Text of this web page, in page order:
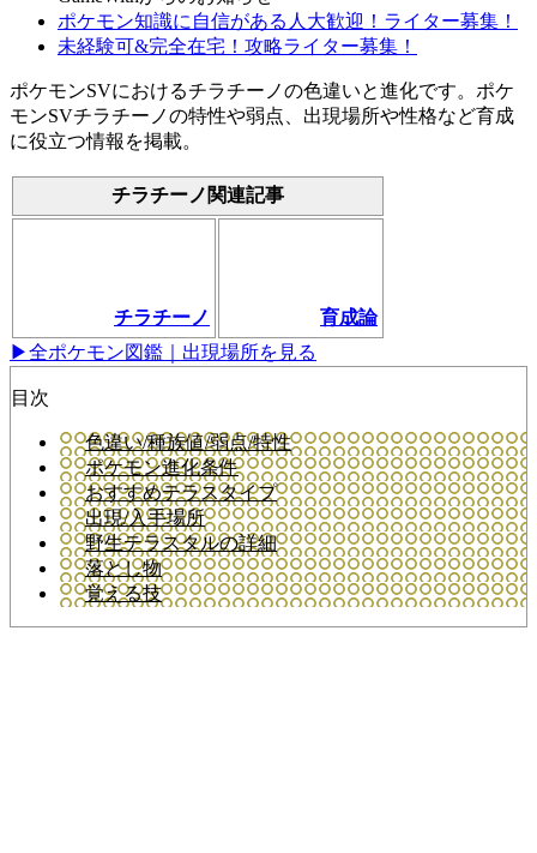
ポケモン知識に自信がある人大歓迎！ライター募集！
未経験可&完全在宅！攻略ライター募集！
ポケモンSVにおけるチラチーノの色違いと進化です。ポケ
モンSVチラチーノの特性や弱点、出現場所や性格など育成
に役立つ情報を掲載。
チラチーノ関連記事
チラチーノ
育成論
▶全ポケモン図鑑｜出現場所を見る
目次
色違い/種族値/弱点/特性
ポケモン進化条件
おすすめテラスタイプ
出現/入手場所
野生テラスタルの詳細
落とし物
覚える技